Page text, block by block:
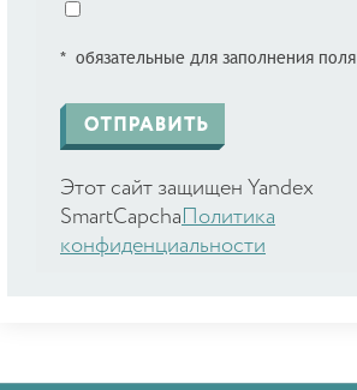
* обязательные для заполнения поля
Этот сайт защищен Yandex
SmartCapcha Политика
конфиденциальности